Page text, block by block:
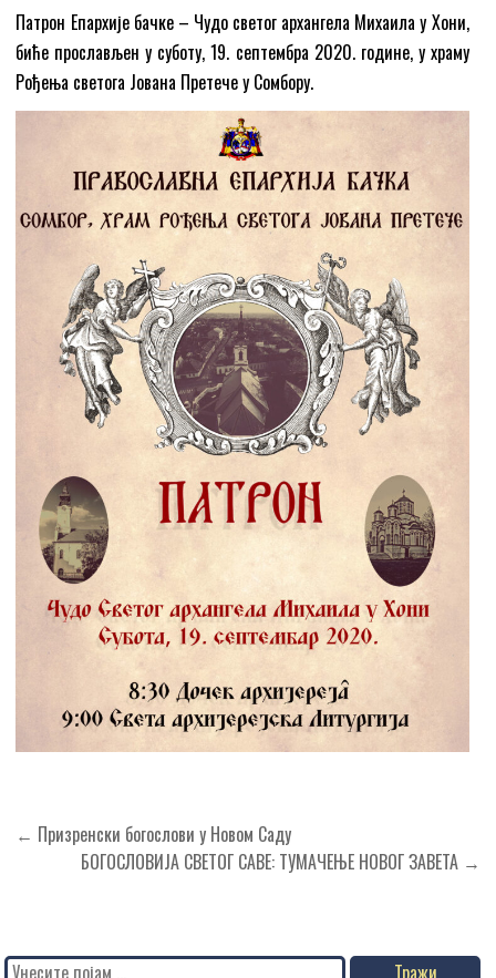
Патрон Епархије бачке – Чудо светог архангела Михаила у Хони,
биће прослављен у суботу, 19. септембра 2020. године, у храму
Рођења светога Јована Претече у Сомбору.
Кретање
чланка
← Призренски богослови у Новом Саду
БОГОСЛОВИЈА СВЕТОГ САВЕ: ТУМАЧЕЊЕ НОВОГ ЗАВЕТА →
Search